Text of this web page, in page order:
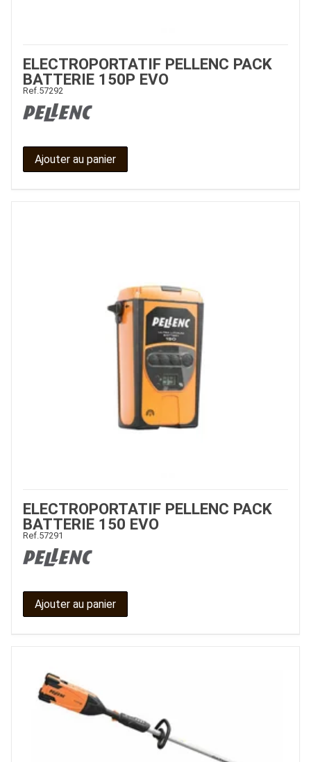
ELECTROPORTATIF PELLENC PACK
BATTERIE 150P EVO
Ref.57292
Ajouter au panier
ELECTROPORTATIF PELLENC PACK
BATTERIE 150 EVO
Ref.57291
Ajouter au panier